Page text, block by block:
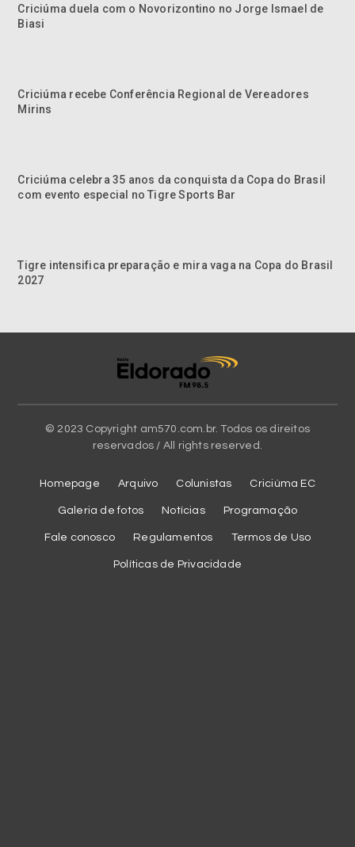
Criciúma duela com o Novorizontino no Jorge Ismael de
Biasi
Criciúma recebe Conferência Regional de Vereadores
Mirins
Criciúma celebra 35 anos da conquista da Copa do Brasil
com evento especial no Tigre Sports Bar
Tigre intensifica preparação e mira vaga na Copa do Brasil
2027
© 2023 Copyright am570.com.br. Todos os direitos
reservados / All rights reserved.
Homepage Arquivo Colunistas Criciúma EC
Galeria de fotos Notícias Programação
Fale conosco Regulamentos Termos de Uso
Políticas de Privacidade